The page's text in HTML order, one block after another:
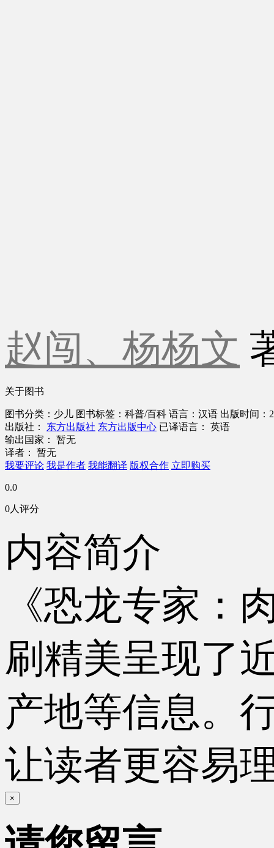
赵闯、杨杨文
关于图书
图书分类：少儿 图书标签：科普/百科 语言：汉语 出版时间：
出版社： 东方出版社 东方出版中心 已译语言： 英语
输出国家： 暂无
译者： 暂无
我要评论 我是作者 我能翻译 版权合作 立即购买
0.0
0人评分
内容简介
《恐龙专家：
刷精美呈现了
产地等信息。
让读者更容易
×